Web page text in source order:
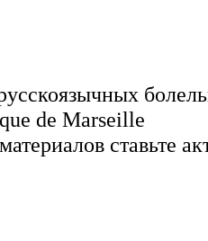
de Marseille
ставьте